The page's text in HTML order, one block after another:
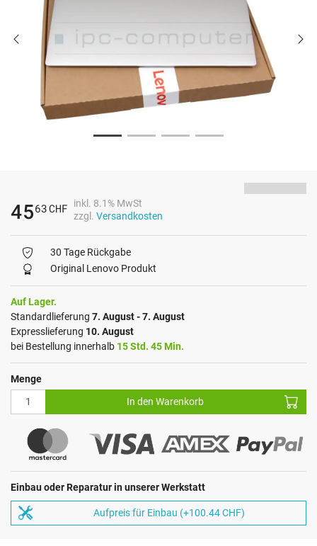
4563CHF
inkl. 8.1% MwSt
zzgl. Versandkosten
30 Tage Rückgabe
Original Lenovo Produkt
Auf Lager.
Standardlieferung 7. August - 7. August
Expresslieferung 10. August
bei Bestellung innerhalb 15 Std. 45 Min.
Menge
In den Warenkorb
Einbau oder Reparatur in unserer Werkstatt
Aufpreis für Einbau (+100.44 CHF)